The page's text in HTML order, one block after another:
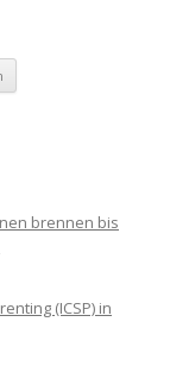
brennen bis
(ICSP) in